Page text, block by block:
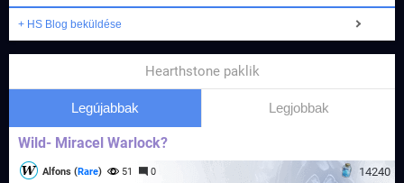
+ HS Blog beküldése
Hearthstone paklik
Legújabbak Legjobbak
Wild- Miracel Warlock?
14240
Alfons (Rare) 51 0